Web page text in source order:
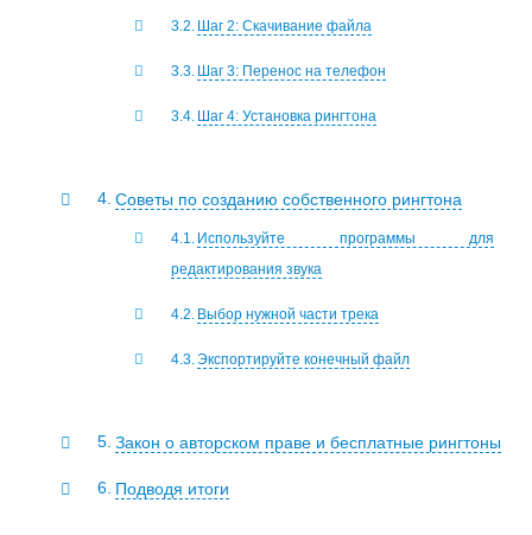
Шаг 2: Скачивание файла
Шаг 3: Перенос на телефон
Шаг 4: Установка рингтона
Советы по созданию собственного рингтона
Используйте программы для
редактирования звука
Выбор нужной части трека
Экспортируйте конечный файл
Закон о авторском праве и бесплатные рингтоны
Подводя итоги